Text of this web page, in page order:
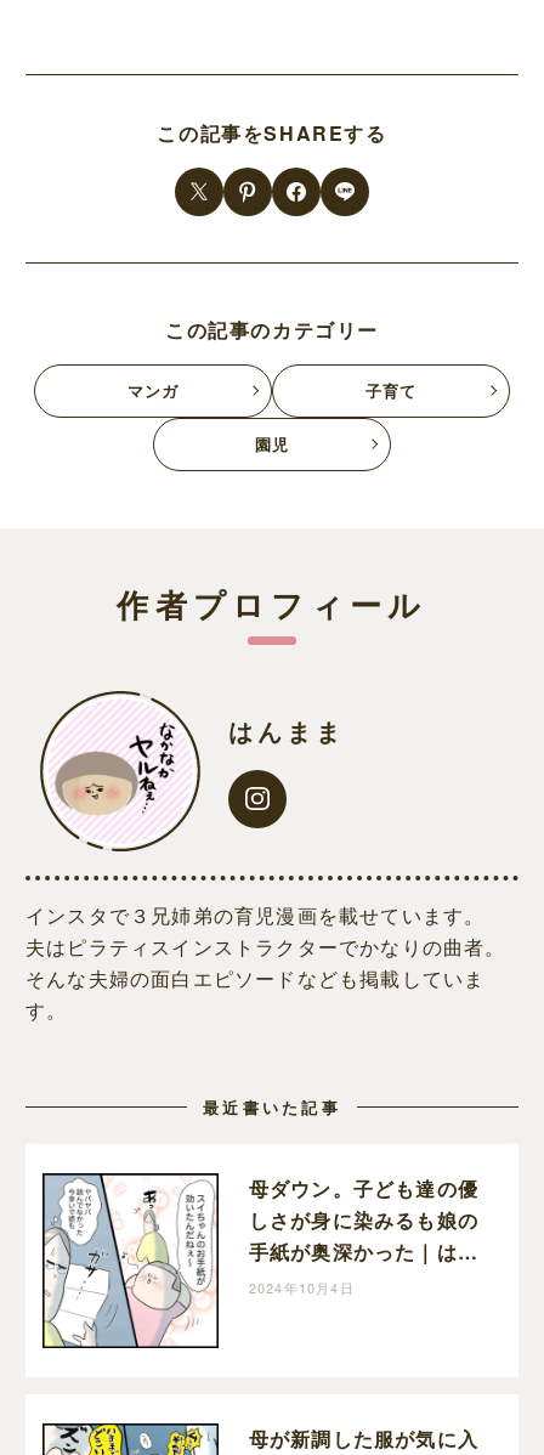
この記事をSHAREする
この記事のカテゴリー
マンガ 子育て
園児
作者プロフィール
はんまま
インスタで３兄姉弟の育児漫画を載せています。
夫はピラティスインストラクターでかなりの曲者。
そんな夫婦の面白エピソードなども掲載していま
す。
最近書いた記事
母ダウン。子ども達の優
しさが身に染みるも娘の
手紙が奥深かった｜はん
ままの子育て絵日記
2024年10月4日
母が新調した服が気に入